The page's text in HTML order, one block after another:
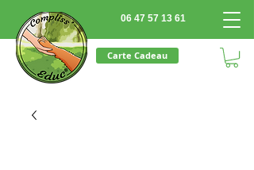
06 47 57 13 61
Carte Cadeau